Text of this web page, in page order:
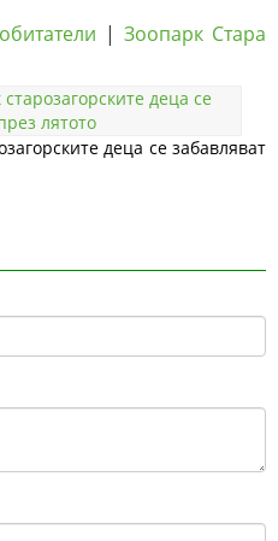
обитатели | Зоопарк Стара
деца се забавляват